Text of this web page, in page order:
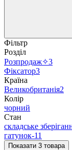
Фільтр
Розділ
Розпродаж✧3
Фіксатор3
Країна
Великобританія2
Колір
чорний
Стан
складське
гатунок-11
Показати 3 товара